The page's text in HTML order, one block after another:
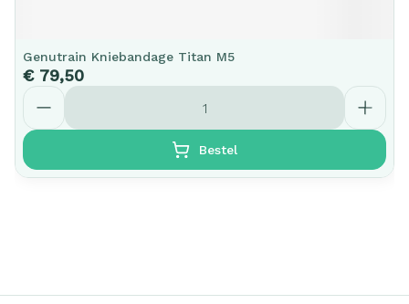
Genutrain Kniebandage Titan M5
€ 79,50
Aantal
Bestel